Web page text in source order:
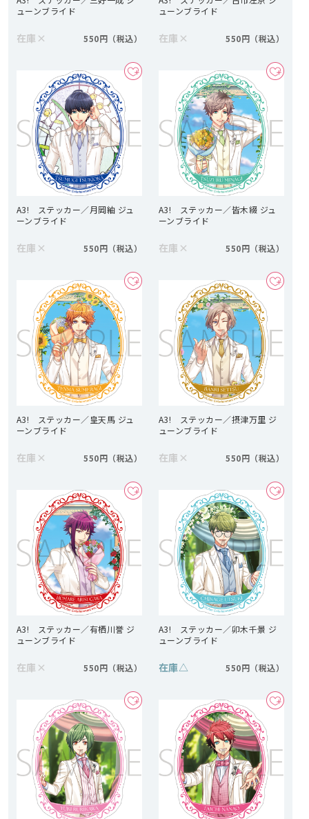
ューンブライド
在庫 × 550円
ューンブライド
在庫 × 550円
A3! ステッカー／月岡紬 ジュ
ーンブライド
在庫 × 550円
A3! ステッカー／皆木綴 ジュ
ーンブライド
在庫 × 550円
A3! ステッカー／皇天馬 ジュ
ーンブライド
在庫 × 550円
A3! ステッカー／摂津万里 ジ
ューンブライド
在庫 × 550円
A3! ステッカー／有栖川誉 ジ
ューンブライド
在庫 × 550円
A3! ステッカー／卯木千景 ジ
ューンブライド
在庫△ 550円